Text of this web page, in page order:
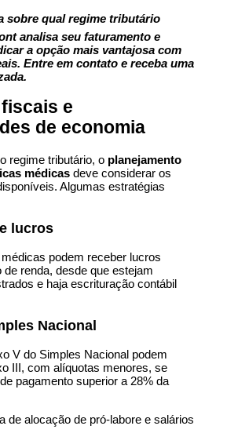
sobre qual regime tributário
analisa seu faturamento e
a opção mais vantajosa com
Entre em contato e receba uma
e
de economia
regime tributário, o planejamento
médicas deve considerar os
Algumas estratégias
lucros
podem receber lucros
renda, desde que estejam
e haja escrituração contábil
Nacional
V do Simples Nacional podem
III, com alíquotas menores, se
pagamento superior a 28% da
de alocação de pró-labore e salários